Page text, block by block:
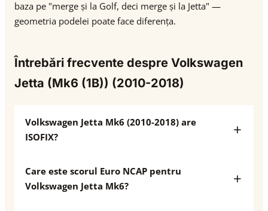
baza pe "merge și la Golf, deci merge și la Jetta" —
geometria podelei poate face diferența.
Întrebări frecvente despre Volkswagen
Jetta (Mk6 (1B)) (2010-2018)
Volkswagen Jetta Mk6 (2010-2018) are
ISOFIX?
Care este scorul Euro NCAP pentru
Volkswagen Jetta Mk6?